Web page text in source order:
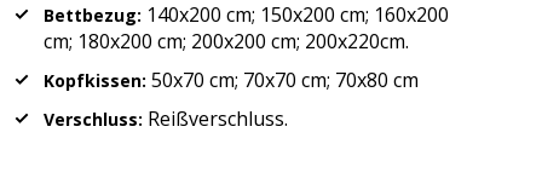
Bettbezug: 140x200 cm; 150x200 cm; 160x200
cm; 180x200 cm; 200x200 cm; 200x220cm.
Kopfkissen: 50x70 cm; 70x70 cm; 70x80 cm
Verschluss: Reißverschluss.